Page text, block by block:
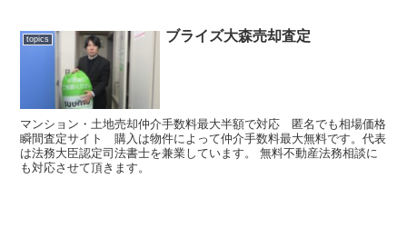
topics ブライズ大森売却査定
マンション・土地売却仲介手数料最大半額で対応 匿名でも相場価格
瞬間査定サイト 購入は物件によって仲介手数料最大無料です。代表
は法務大臣認定司法書士を兼業しています。 無料不動産法務相談に
も対応させて頂きます。